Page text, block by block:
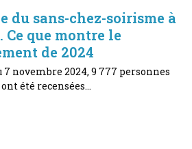
du sans-chez-soirisme à
que montre le
de 2024
7 novembre 2024, 9 777 personnes
été recensées…